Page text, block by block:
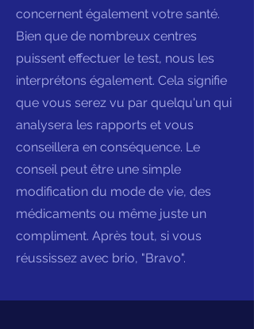
concernent également votre santé.
Bien que de nombreux centres
puissent effectuer le test, nous les
interprétons également. Cela signifie
que vous serez vu par quelqu'un qui
analysera les rapports et vous
conseillera en conséquence. Le
conseil peut être une simple
modification du mode de vie, des
médicaments ou même juste un
compliment. Après tout, si vous
réussissez avec brio, "Bravo".